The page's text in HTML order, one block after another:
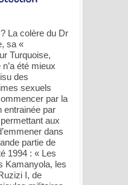
La colère du Dr
sa «
Turquoise,
été mieux
des
sexuels
par la
entrainée par
aux
dans
partie de
1994 : « Les
Kamanyola, les
I, de